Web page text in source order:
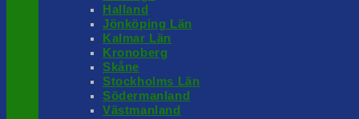
Halland
Jönköping Län
Kalmar Län
Kronoberg
Skåne
Stockholms Län
Södermanland
Västmanland